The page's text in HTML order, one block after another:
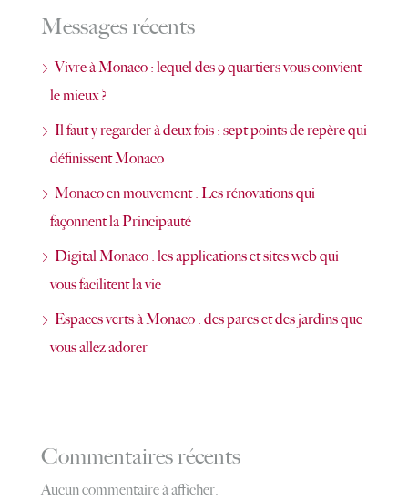
Messages récents
Vivre à Monaco : lequel des 9 quartiers vous convient
le mieux ?
Il faut y regarder à deux fois : sept points de repère qui
définissent Monaco
Monaco en mouvement : Les rénovations qui
façonnent la Principauté
Digital Monaco : les applications et sites web qui
vous facilitent la vie
Espaces verts à Monaco : des parcs et des jardins que
vous allez adorer
Commentaires récents
Aucun commentaire à afficher.